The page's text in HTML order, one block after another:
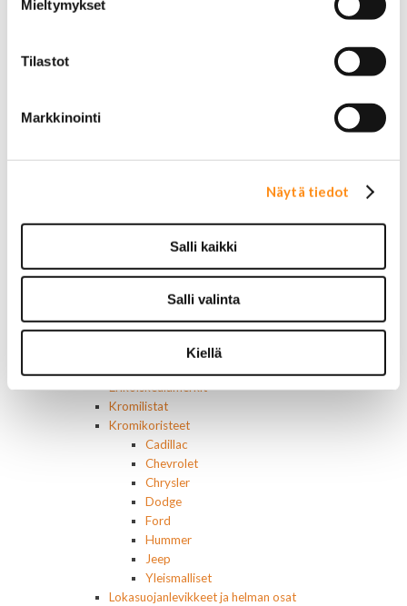
Mieltymykset
Tilastot
Markkinointi
Näytä tiedot
Salli kaikki
Salli valinta
Kiellä
Ford merkit
Pontiac merkit
Muut merkit
Merkit ja logot
Ulkopuolen varusteet ja ehostus
Astinlaudat ja -putket
Erikoiskeulamerkit
Kromilistat
Kromikoristeet
Cadillac
Chevrolet
Chrysler
Dodge
Ford
Hummer
Jeep
Yleismalliset
Lokasuojanlevikkeet ja helman osat